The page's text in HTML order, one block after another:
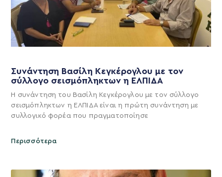
Συνάντηση Βασίλη Κεγκέρογλου με τον
σύλλογο σεισμόπληκτων η ΕΛΠΙΔΑ
Η συνάντηση του Βασίλη Κεγκέρογλου με τον σύλλογο
σεισμόπληκτων η ΕΛΠΙΔΑ είναι η πρώτη συνάντηση με
συλλογικό φορέα που πραγματοποίησε
Περισσότερα